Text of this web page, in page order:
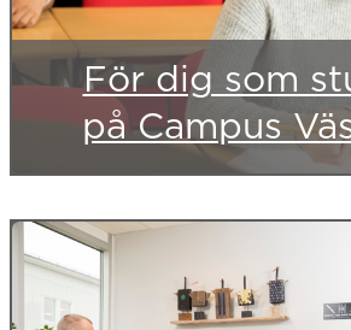
För dig som
på Campus